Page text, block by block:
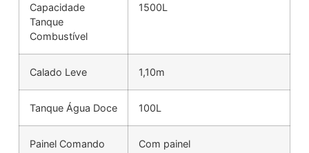
Capacidade
Tanque
Combustível
1500L
Calado Leve 1,10m
Tanque Água Doce 100L
Painel Comando Com painel